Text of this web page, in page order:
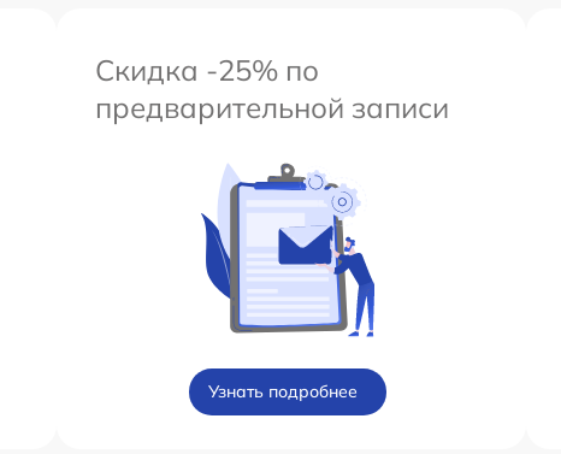
Скидка -25% по
предварительной записи
Узнать подробнее